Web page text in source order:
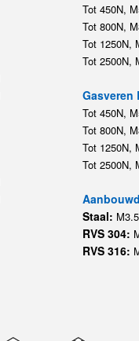
Tot 450N,
Tot 800N,
Tot 1250N,
Tot 2500N,
Gasveren
Tot 450N,
Tot 800N,
Tot 1250N,
Tot 2500N,
Staal: M3.5
RVS 304:
RVS 316: